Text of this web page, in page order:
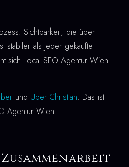
Sichtbarkeit, die über
stabiler als jeder gekaufte
sich Local SEO Agentur Wien
und Über Christian. Das ist
Agentur Wien.